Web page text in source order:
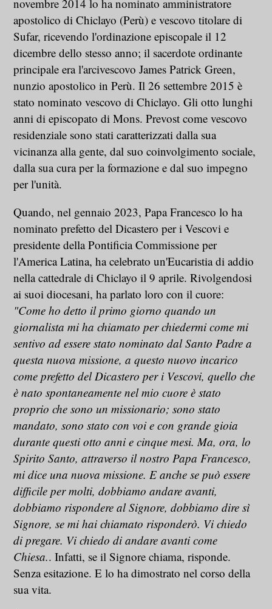
novembre 2014 lo ha nominato amministratore
apostolico di Chiclayo (Perù) e vescovo titolare di
Sufar, ricevendo l'ordinazione episcopale il 12
dicembre dello stesso anno; il sacerdote ordinante
principale era l'arcivescovo James Patrick Green,
nunzio apostolico in Perù. Il 26 settembre 2015 è
stato nominato vescovo di Chiclayo. Gli otto lunghi
anni di episcopato di Mons. Prevost come vescovo
residenziale sono stati caratterizzati dalla sua
vicinanza alla gente, dal suo coinvolgimento sociale,
dalla sua cura per la formazione e dal suo impegno
per l'unità.
Quando, nel gennaio 2023, Papa Francesco lo ha
nominato prefetto del Dicastero per i Vescovi e
presidente della Pontificia Commissione per
l'America Latina, ha celebrato un'Eucaristia di addio
nella cattedrale di Chiclayo il 9 aprile. Rivolgendosi
ai suoi diocesani, ha parlato loro con il cuore:
"Come ho detto il primo giorno quando un
giornalista mi ha chiamato per chiedermi come mi
sentivo ad essere stato nominato dal Santo Padre a
questa nuova missione, a questo nuovo incarico
come prefetto del Dicastero per i Vescovi, quello che
è nato spontaneamente nel mio cuore è stato
proprio che sono un missionario; sono stato
mandato, sono stato con voi e con grande gioia
durante questi otto anni e cinque mesi. Ma, ora, lo
Spirito Santo, attraverso il nostro Papa Francesco,
mi dice una nuova missione. E anche se può essere
difficile per molti, dobbiamo andare avanti,
dobbiamo rispondere al Signore, dobbiamo dire sì
Signore, se mi hai chiamato risponderò. Vi chiedo
di pregare. Vi chiedo di andare avanti come
Chiesa.. Infatti, se il Signore chiama, risponde.
Senza esitazione. E lo ha dimostrato nel corso della
sua vita.